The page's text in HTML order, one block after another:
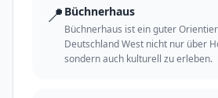
📍 Büchnerhaus
Büchnerhaus ist ein guter
Deutschland West nicht nur über
sondern auch kulturell zu erleben.